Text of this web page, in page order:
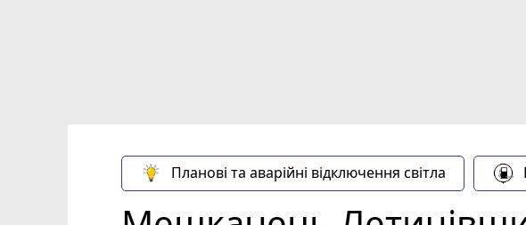
Планові та аварійні відключення світла